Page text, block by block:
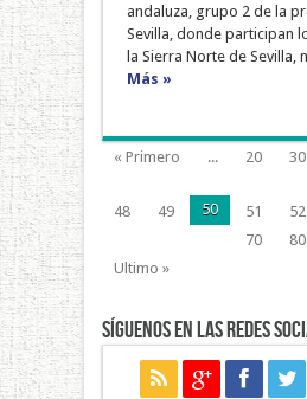
andaluza, grupo 2 de la
Sevilla, donde participan
la Sierra Norte de Sevilla,
Más »
« Primero ... 20
30
48
49 50 51 52
70
80
Ultimo »
Síguenos en las redes